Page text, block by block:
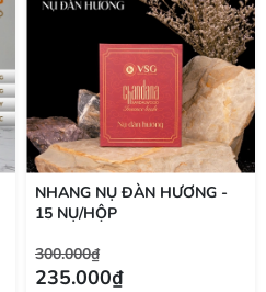
NHANG NỤ ĐÀN HƯƠNG -
15 NỤ/HỘP
300.000₫
235.000₫